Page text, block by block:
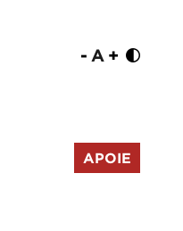
- A +
APOIE